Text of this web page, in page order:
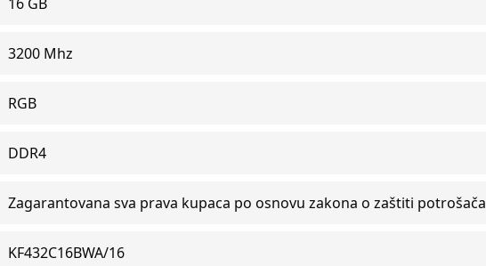
3200 Mhz
RGB
DDR4
Zagarantovana sva prava kupaca po osnovu zakona o zaštiti potrošača
KF432C16BWA/16